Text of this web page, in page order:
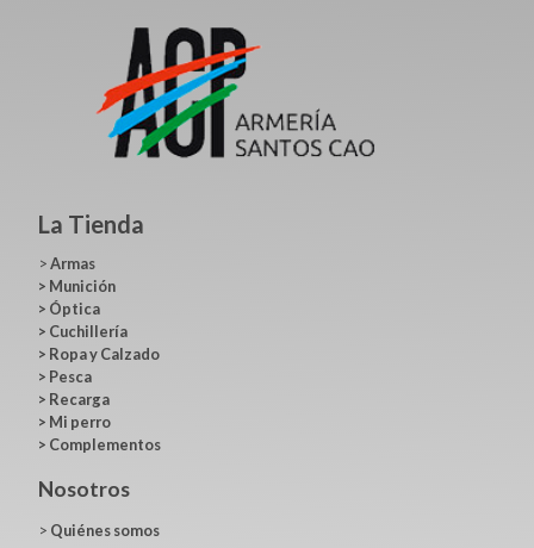
La Tienda
>Armas
> Munición
> Óptica
> Cuchillería
> Ropa y Calzado
> Pesca
> Recarga
> Mi perro
> Complementos
Nosotros
> Quiénes somos